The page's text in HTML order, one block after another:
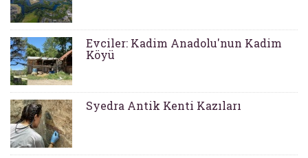
Evciler: Kadim Anadolu'nun Kadim
Köyü
Syedra Antik Kenti Kazıları